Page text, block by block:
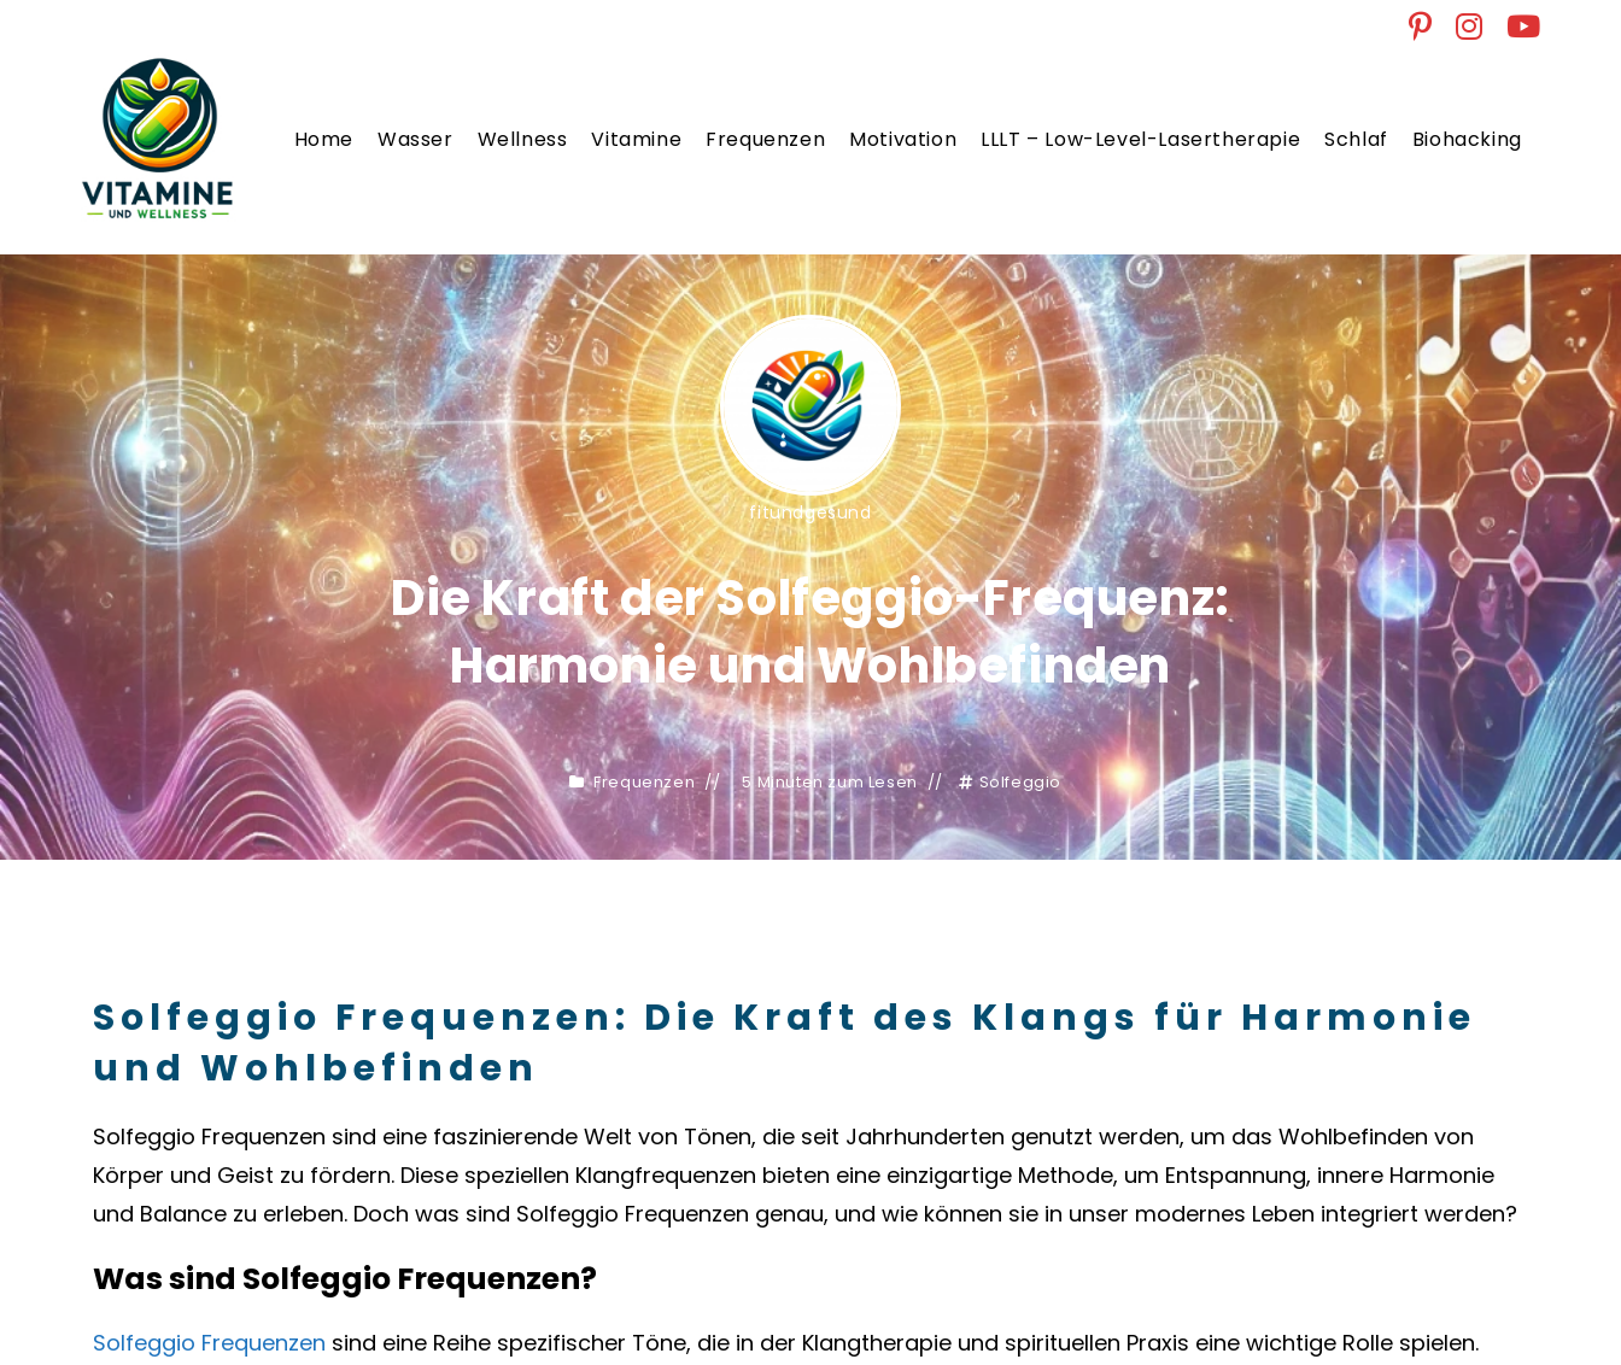
Home Wasser Wellness Vitamine Frequenzen Motivation LLLT – Low-Level-Lasertherapie Schlaf Biohacking
fitundgesund
Die Kraft der Solfeggio-Frequenz:
Harmonie und Wohlbefinden
Frequenzen 5 Minuten zum Lesen Solfeggio
Solfeggio Frequenzen: Die Kraft des Klangs für Harmonie
und Wohlbefinden
Solfeggio Frequenzen sind eine faszinierende Welt von Tönen, die seit Jahrhunderten genutzt werden, um das Wohlbefinden von
Körper und Geist zu fördern. Diese speziellen Klangfrequenzen bieten eine einzigartige Methode, um Entspannung, innere Harmonie
und Balance zu erleben. Doch was sind Solfeggio Frequenzen genau, und wie können sie in unser modernes Leben integriert werden?
Was sind Solfeggio Frequenzen?
Solfeggio Frequenzen sind eine Reihe spezifischer Töne, die in der Klangtherapie und spirituellen Praxis eine wichtige Rolle spielen.